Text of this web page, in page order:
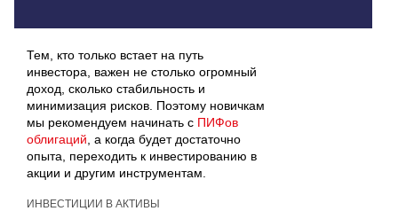
Тем, кто только встает на путь
инвестора, важен не столько огромный
доход, сколько стабильность и
минимизация рисков. Поэтому новичкам
мы рекомендуем начинать с ПИФов
облигаций , а когда будет достаточно
опыта, переходить к инвестированию в
акции и другим инструментам.
ИНВЕСТИЦИИ В АКТИВЫ